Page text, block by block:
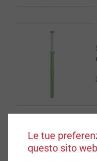
Le tue
questo sito web